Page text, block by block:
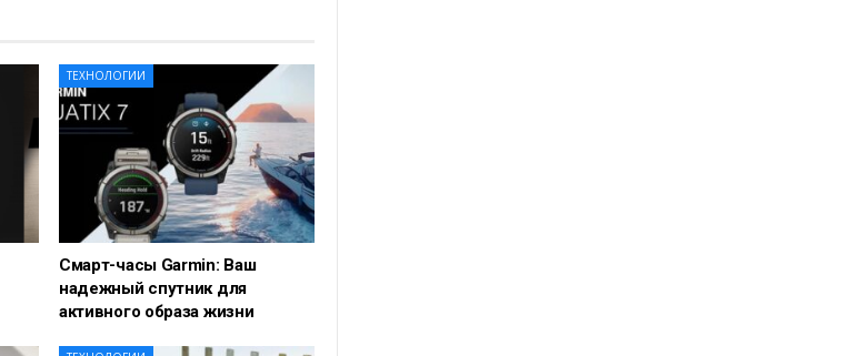
ТЕХНОЛОГИИ
Смарт-часы Garmin: Ваш
надежный спутник для
активного образа жизни